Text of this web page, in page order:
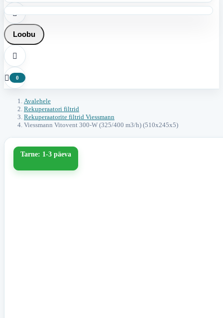

Loobu

 0
Avalehele
Rekuperaatori filtrid
Rekuperaatorite filtrid Viessmann
Viessmann Vitovent 300-W (325/400 m3/h) (510x245x5)
Tarne: 1-3 päeva